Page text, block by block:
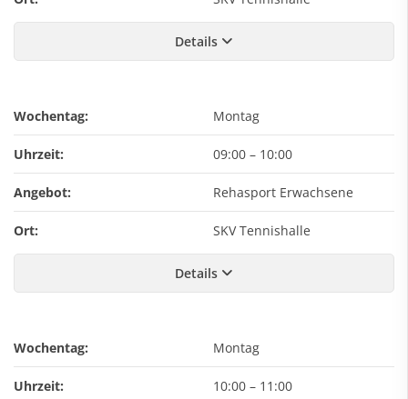
Details
Wochentag: Montag
Uhrzeit: 09:00 – 10:00
Angebot: Rehasport Erwachsene
Ort: SKV Tennishalle
Details
Wochentag: Montag
Uhrzeit: 10:00 – 11:00